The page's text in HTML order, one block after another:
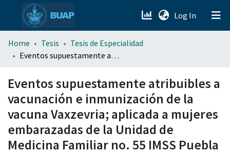
Log In (current)
menu.section.about_menu
Home Tesis
Tesis de Especialidad
Eventos supuestamente atribuibles a vacunación e inmunización de la vacuna Vaxzevria; aplicada a mujeres embarazadas de la Unidad de Medicina Familiar no. 55 IMSS Puebla
Eventos supuestamente atribuibles a
vacunación e inmunización de la
vacuna Vaxzevria; aplicada a mujeres
embarazadas de la Unidad de
Medicina Familiar no. 55 IMSS Puebla